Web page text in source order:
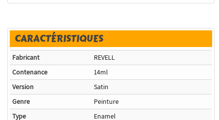
CARACTÉRISTIQUES
Fabricant
REVELL
Contenance
14ml
Version
Satin
Genre
Peinture
Type
Enamel